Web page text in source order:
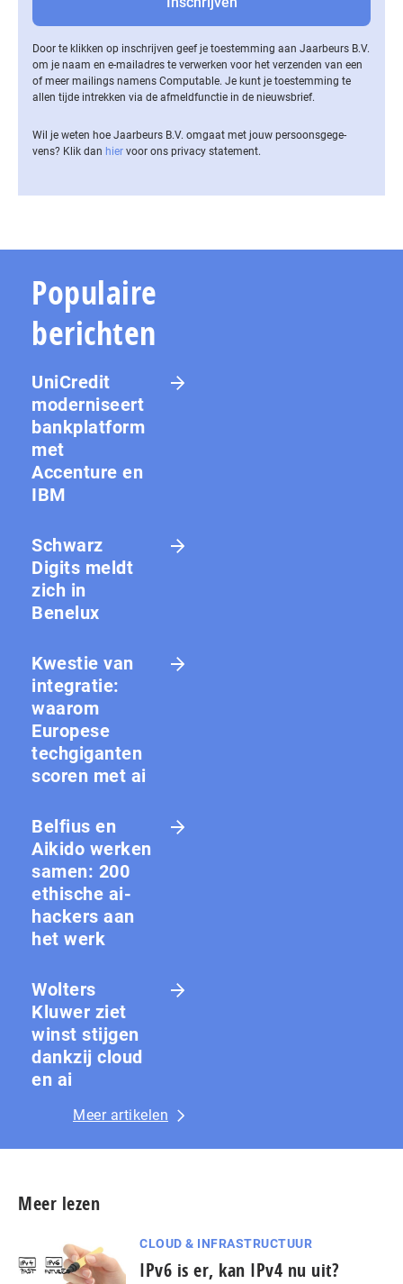
Door te klikken op inschrijven geef je toestemming aan Jaarbeurs B.V.
om je naam en e-mailadres te verwerken voor het verzenden van een
of meer mailings namens Computable. Je kunt je toestemming te
allen tijde intrekken via de af­meld­func­tie in de nieuwsbrief.
Wil je weten hoe Jaarbeurs B.V. omgaat met jouw per­soons­ge­ge­
vens? Klik dan hier voor ons privacy statement.
Populaire
berichten
UniCredit
moderniseert
bankplatform
met
Accenture en
IBM
Schwarz
Digits meldt
zich in
Benelux
Kwestie van
integratie:
waarom
Europese
techgiganten
scoren met ai
Belfius en
Aikido werken
samen: 200
ethische ai-
hackers aan
het werk
Wolters
Kluwer ziet
winst stijgen
dankzij cloud
en ai
Meer artikelen
Meer lezen
CLOUD & INFRASTRUCTUUR
IPv6 is er, kan IPv4 nu uit?